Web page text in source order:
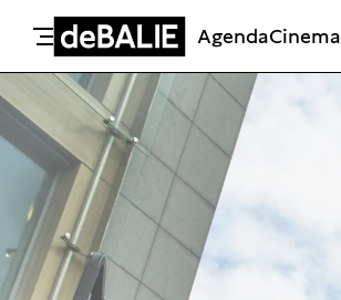
Meteen naar de content
De Balie
AgendaCinema